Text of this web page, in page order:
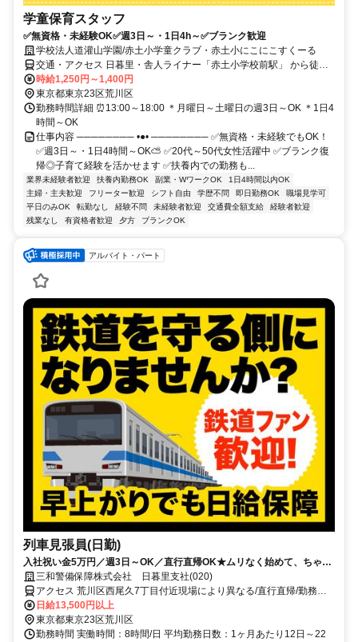
学童保育スタッフ
✅無資格・未経験OK✅週3日～・1日4h～✅ブランク歓迎
学校法人道灌山学園/赤土小学童クラブ・赤土小にこにこすくーる
交通・アクセス 日暮里・舎人ライナー「赤土小学校前駅」 から徒歩2
分
時給1,250円～1,400円
東京都東京23区荒川区
勤務時間詳細 ⏰13:00～18:00 ＊月曜日～土曜日の週3日～OK ＊1日4
時間～OK
仕事内容 ──────── •●• ──────── ✅無資格・未経験でもOK！
✅週3日～・1日4時間～OK⛅ ✅20代～50代女性活躍中 ✅ブランク復
帰◎子育て経験を活かせます ✅扶養内での勤務も...
業界未経験者歓迎 扶養内勤務OK 副業・WワークOK
1日4時間以内OK
主婦・主夫歓迎
フリーター歓迎 シフト自由 学歴不問 即日勤務OK
職場見学可
平日のみOK
転勤なし 経験不問 未経験者歓迎 交通費全額支給
経験者歓迎
残業なし
有資格者歓迎 夕方 ブランクOK
アルバイト・パート
列車見張員(日勤)
入社祝い金5万円／週3日～OK／直行直帰OK★ムリなく始めて、ちゃん
と稼げる警備。
三和警備保障株式会社 日暮里支社(020)
アクセス 荒川区西尾久7丁目付近現場により異なる/直行直帰/勤務地
相談可■電話面接■来社不要
日給13,500円以上
東京都東京23区荒川区
勤務時間 実働時間：8時間/日 平均勤務日数：1ヶ月あたり12日～22